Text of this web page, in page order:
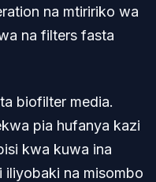
na mtiririko wa
na filters fasta
biofilter media.
pia hufanya kazi
kwa kuwa ina
iliyobaki na misombo